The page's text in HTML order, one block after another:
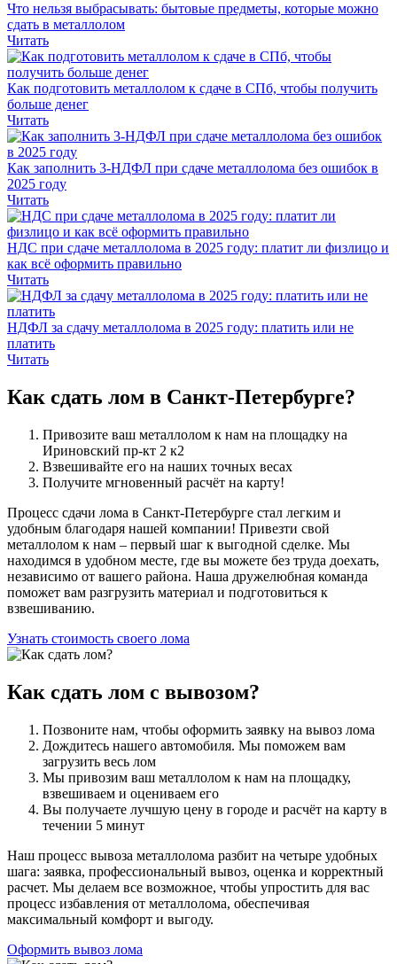
Что нельзя выбрасывать: бытовые предметы, которые можно
сдать в металлолом
Читать
Как подготовить металлолом к сдаче в СПб, чтобы получить
больше денег
Читать
Как заполнить 3-НДФЛ при сдаче металлолома без ошибок в
2025 году
Читать
НДС при сдаче металлолома в 2025 году: платит ли физлицо и
как всё оформить правильно
Читать
НДФЛ за сдачу металлолома в 2025 году: платить или не
платить
Читать
Как сдать лом в Санкт-Петербурге?
Привозите ваш металлолом к нам на площадку на
Ириновский пр-кт 2 к2
Взвешивайте его на наших точных весах
Получите мгновенный расчёт на карту!
Процесс сдачи лома в Санкт-Петербурге стал легким и
удобным благодаря нашей компании! Привезти свой
металлолом к нам – первый шаг к выгодной сделке. Мы
находимся в удобном месте, где вы можете без труда доехать,
независимо от вашего района. Наша дружелюбная команда
поможет вам разгрузить материал и подготовиться к
взвешиванию.
Узнать стоимость своего лома
Как сдать лом с вывозом?
Позвоните нам, чтобы оформить заявку на вывоз лома
Дождитесь нашего автомобиля. Мы поможем вам
загрузить весь лом
Мы привозим ваш металлолом к нам на площадку,
взвешиваем и оцениваем его
Вы получаете лучшую цену в городе и расчёт на карту в
течении 5 минут
Наш процесс вывоза металлолома разбит на четыре удобных
шага: заявка, профессиональный вывоз, оценка и корректный
расчет. Мы делаем все возможное, чтобы упростить для вас
процесс избавления от металлолома, обеспечивая
максимальный комфорт и выгоду.
Оформить вывоз лома